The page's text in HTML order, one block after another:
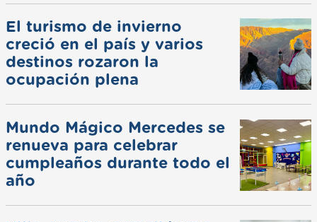
El turismo de invierno
creció en el país y varios
destinos rozaron la
ocupación plena
Mundo Mágico Mercedes se
renueva para celebrar
cumpleaños durante todo el
año